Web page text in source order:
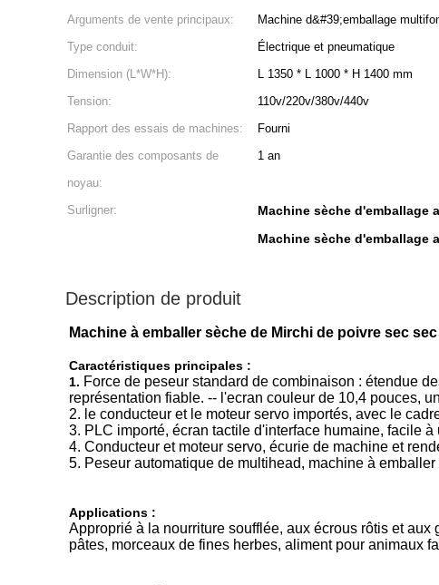
Arguments de vente principaux: Machine d&#39;emballage
Type conduit:
Électrique et pneumatique
Dimension (L*W*H):
L 1350 * L 1000 * H 1400 mm
Tension:
110v/220v/380v/440v
Rapport des essais de machines:
Fourni
Garantie des composants de
noyau:
1 an
Surligner: Machine sèche d'emballage
Machine sèche d'emballage
Description de produit
Machine à emballer sèche de Mirchi de poivre sec
Caractéristiques principales :
1. Force de peseur standard de combinaison : étendue
représentation fiable. -- l'ecran couleur de 10,4 pouces,
2. le conducteur et le moteur servo importés, avec le
3. PLC importé, écran tactile d'interface humaine, facile à
4. Conducteur et moteur servo, écurie de machine et
5. Peseur automatique de multihead, machine à
Applications :
Approprié à la nourriture soufflée, aux écrous rôtis et
pâtes, morceaux de fines herbes, aliment pour animaux